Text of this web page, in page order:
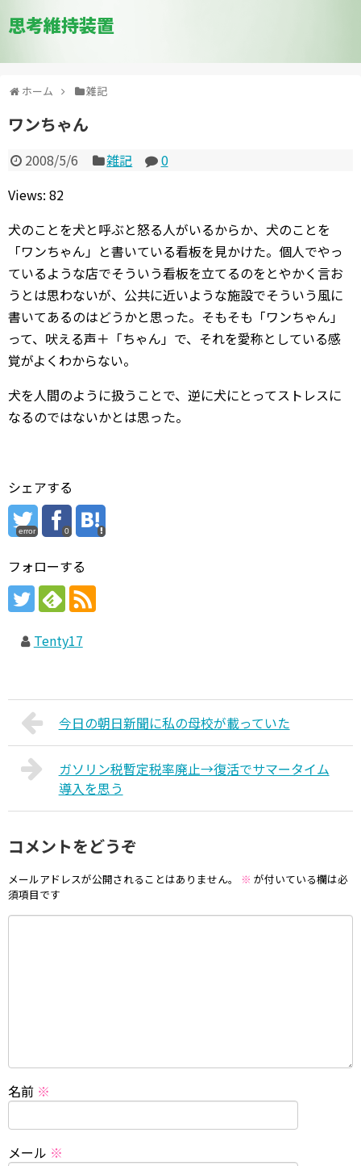
思考維持装置
ホーム 雑記
ワンちゃん
2008/5/6 雑記
0
Views: 82
犬のことを犬と呼ぶと怒る人がいるからか、犬のことを
「ワンちゃん」と書いている看板を見かけた。個人でやっ
ているような店でそういう看板を立てるのをとやかく言お
うとは思わないが、公共に近いような施設でそういう風に
書いてあるのはどうかと思った。そもそも「ワンちゃん」
って、吠える声＋「ちゃん」で、それを愛称としている感
覚がよくわからない。
犬を人間のように扱うことで、逆に犬にとってストレスに
なるのではないかとは思った。
シェアする
error 0
フォローする
Tenty17
今日の朝日新聞に私の母校が載っていた
ガソリン税暫定税率廃止→復活でサマータイム
導入を思う
コメントをどうぞ
メールアドレスが公開されることはありません。 ※ が付いている欄は必
須項目です
名前 ※
メール ※